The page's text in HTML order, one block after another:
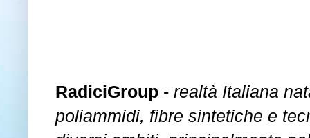
RadiciGroup - realtà Italiana
poliammidi, fibre sintetiche e